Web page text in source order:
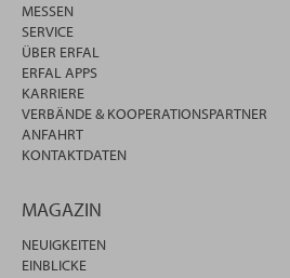
MESSEN
SERVICE
ÜBER ERFAL
ERFAL APPS
KARRIERE
VERBÄNDE & KOOPERATIONSPARTNER
ANFAHRT
KONTAKTDATEN
MAGAZIN
NEUIGKEITEN
EINBLICKE